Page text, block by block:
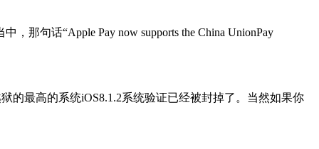
那句话“Apple Pay now supports the China UnionPay
的最高的系统iOS8.1.2系统验证已经被封掉了。当然如果你